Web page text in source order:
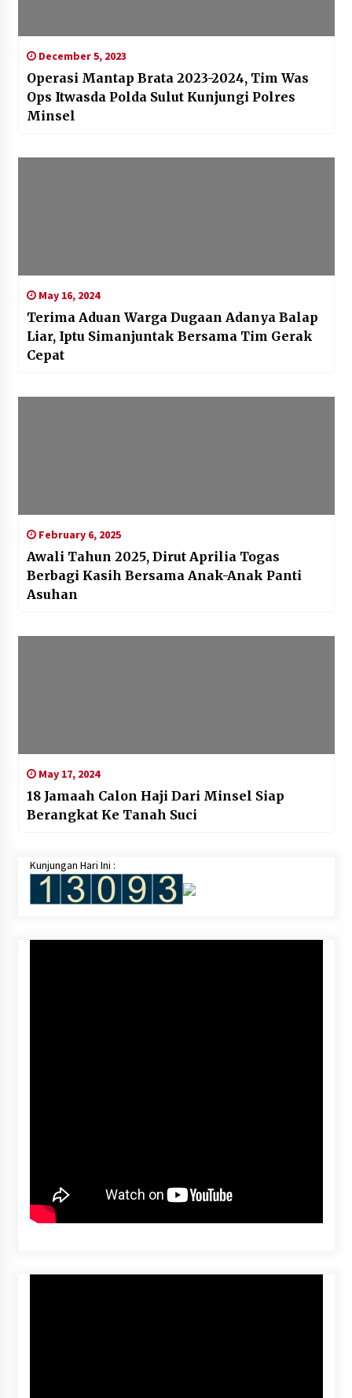
December 5, 2023
Operasi Mantap Brata 2023-2024, Tim Was
Ops Itwasda Polda Sulut Kunjungi Polres
Minsel
May 16, 2024
Terima Aduan Warga Dugaan Adanya Balap
Liar, Iptu Simanjuntak Bersama Tim Gerak
Cepat
February 6, 2025
Awali Tahun 2025, Dirut Aprilia Togas
Berbagi Kasih Bersama Anak-Anak Panti
Asuhan
May 17, 2024
18 Jamaah Calon Haji Dari Minsel Siap
Berangkat Ke Tanah Suci
Kunjungan Hari Ini :